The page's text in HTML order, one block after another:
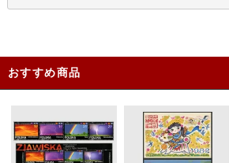
おすすめ商品